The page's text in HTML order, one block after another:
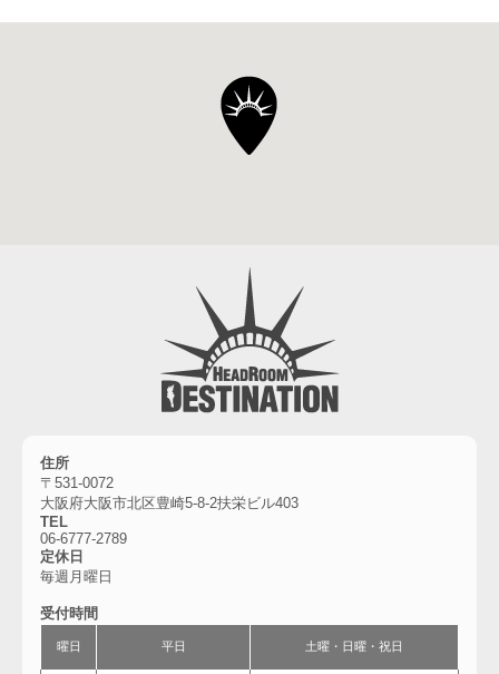
住所
〒531-0072
大阪府大阪市北区豊崎5-8-2扶栄ビル403
TEL
06-6777-2789
定休日
毎週月曜日
受付時間
曜日 平日 土曜・ 日曜・祝日